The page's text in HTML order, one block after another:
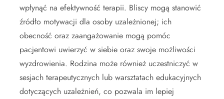
wpłynąć na efektywność terapii. Bliscy mogą stanowić
źródło motywacji dla osoby uzależnionej; ich
obecność oraz zaangażowanie mogą pomóc
pacjentowi uwierzyć w siebie oraz swoje możliwości
wyzdrowienia. Rodzina może również uczestniczyć w
sesjach terapeutycznych lub warsztatach edukacyjnych
dotyczących uzależnień, co pozwala im lepiej